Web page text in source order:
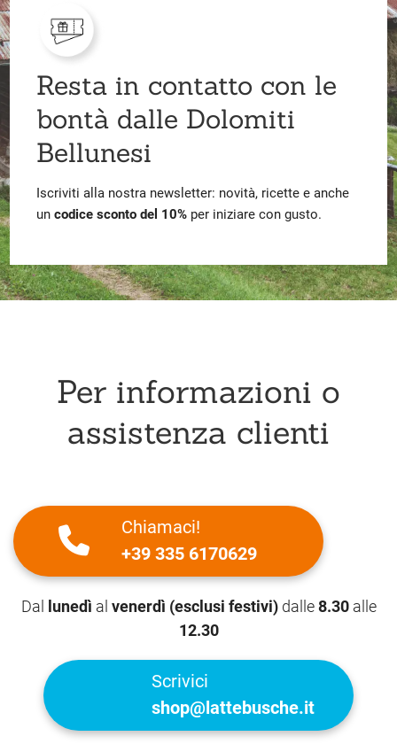
Resta in contatto con le
bontà dalle Dolomiti
Bellunesi
Iscriviti alla nostra newsletter: novità, ricette e anche
uncodice sconto del 10% per iniziare con gusto.
Per informazioni o
assistenza clienti
Chiamaci!
+39 335 6170629
Dal lunedì al venerdì (esclusi festivi) dalle8.30alle
12.30
Scrivici
shop@lattebusche.it